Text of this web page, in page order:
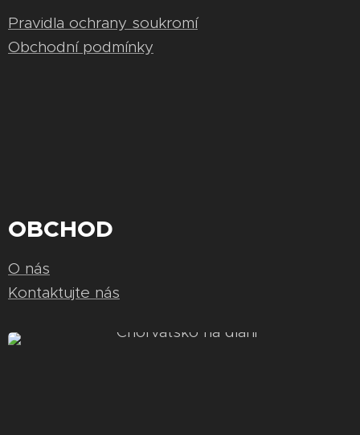
Pravidla ochrany soukromí
Obchodní podmínky
OBCHOD
O nás
Kontaktujte nás